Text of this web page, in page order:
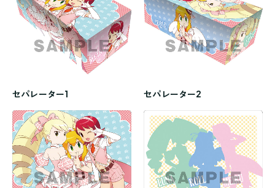
セパレーター1 セパレーター2